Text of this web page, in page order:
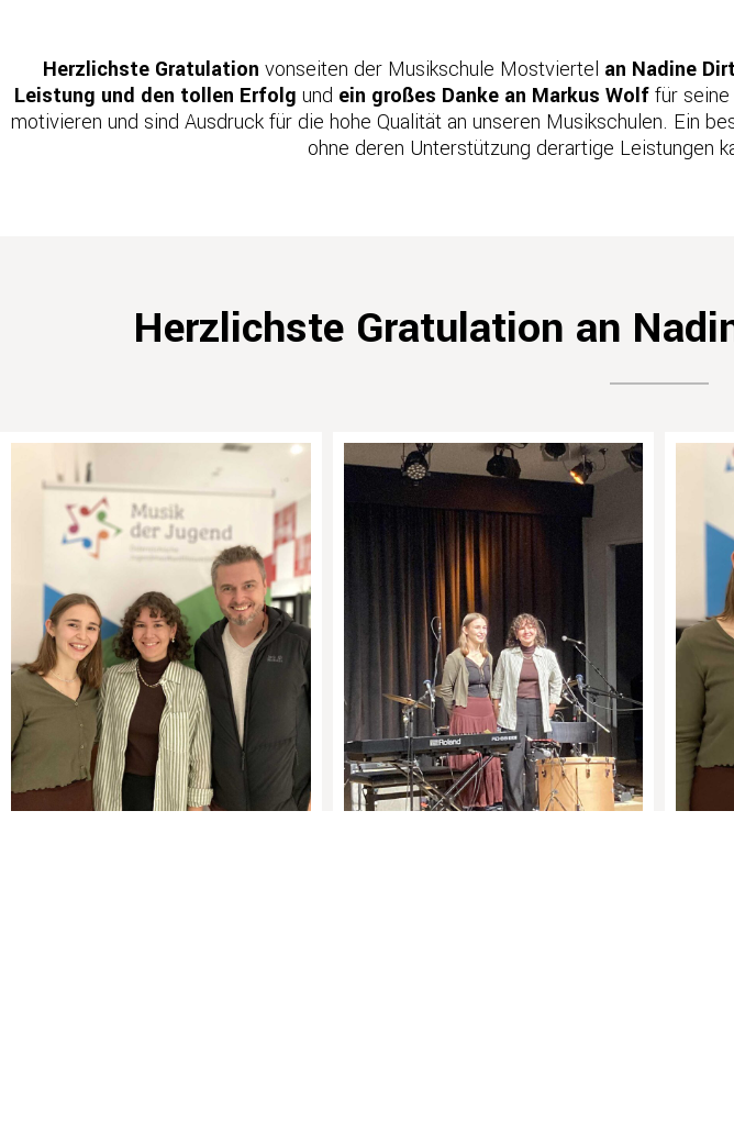
Herzlichste Gratulation vonseiten der Musikschule Mostviertel an Nadine
Leistung und den tollen Erfolg und ein großes Danke an Markus Wolffür
motivieren und sind Ausdruck für die hohe Qualität an unseren Musikschulen. Ein
ohne deren Unterstützung derartige Leistungen
Herzlichste Gratulation an